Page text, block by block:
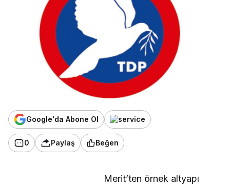
Google'da Abone Ol
0 Paylaş Beğen
Merit’ten örnek altyapı